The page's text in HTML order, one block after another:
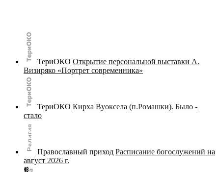
ТериОКО Открытие персональной выставки А.
Визиряко «Портрет современника»
ТериОКО Кирха Вуоксела (п.Ромашки). Было -
стало
Православный приход Расписание богослужений на
август 2026 г.